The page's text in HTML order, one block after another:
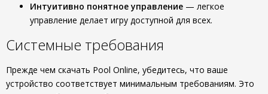
Интуитивно понятное управление — легкое
управление делает игру доступной для всех.
Системные требования
Прежде чем скачать Pool Online, убедитесь, что ваше
устройство соответствует минимальным требованиям. Это